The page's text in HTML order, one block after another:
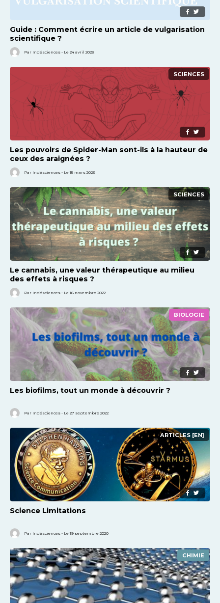
Guide : Comment écrire un article de vulgarisation
scientifique ?
Par Indésciences - Le 24 avril 2023
SCIENCES
Les pouvoirs de Spider-Man sont-ils à la hauteur de
ceux des araignées ?
Par Indésciences - Le 15 mars 2023
SCIENCES
Le cannabis, une valeur thérapeutique au milieu
des effets à risques ?
Par Indésciences - Le 16 novembre 2022
BIOLOGIE
Les biofilms, tout un monde à découvrir ?
Par Indésciences - Le 27 septembre 2022
ARTICLES [EN]
Science Limitations
Par Indésciences - Le 19 septembre 2020
CHIMIE